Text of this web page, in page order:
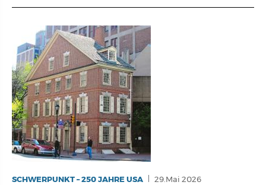
SCHWERPUNKT – 250 JAHRE USA 29.Mai 2026